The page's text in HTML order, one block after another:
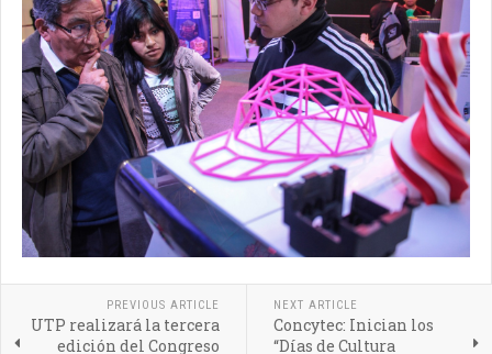
PREVIOUS ARTICLE
UTP realizará la tercera
edición del Congreso
NEXT ARTICLE
Concytec: Inician los
“Días de Cultura